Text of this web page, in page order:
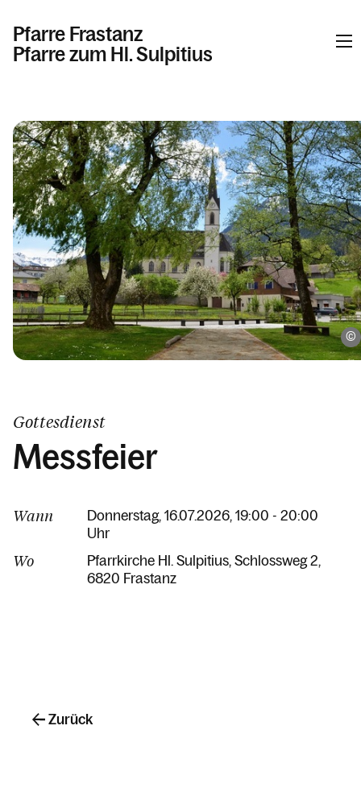
Pfarre Frastanz
Pfarre zum Hl. Sulpitius
Kalender
Personen
Kontakt
Gottesdienst
Messfeier
Wann
Donnerstag, 16.07.2026, 19:00 - 20:00
Uhr
Wo Pfarrkirche Hl. Sulpitius Schlossweg 2
6820 Frastanz
Zurück